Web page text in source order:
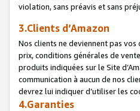
violation, sans préavis et sans
3.Clients d’Amazon
Nos clients ne deviennent pas
prix, conditions générales de
produits indiquées sur le Site
communication à aucun de nos
devrez lui indiquer d’utiliser les
4.Garanties